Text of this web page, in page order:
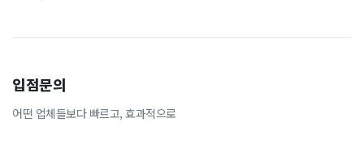
입점문의
어떤 업체들보다 빠르고, 효과적으로